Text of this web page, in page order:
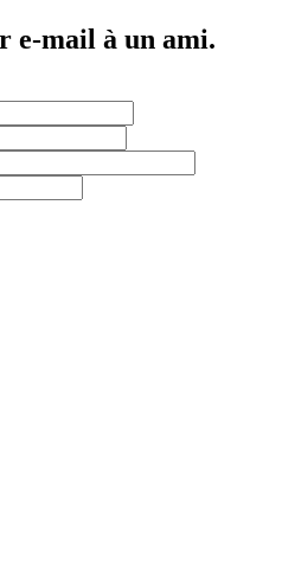
e-mail à un ami.